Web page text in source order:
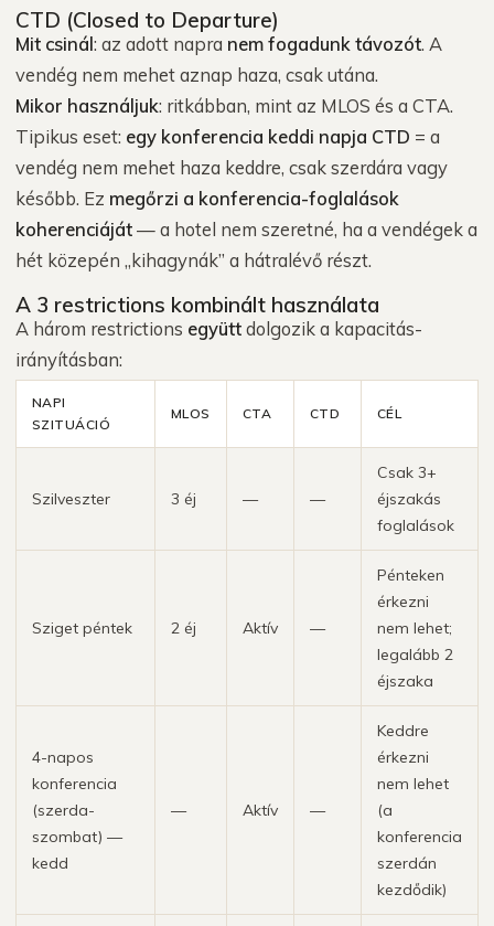
CTD (Closed to Departure)
Mit csinál: az adott napra nem fogadunk távozót. A
vendég nem mehet aznap haza, csak utána.
Mikor használjuk: ritkábban, mint az MLOS és a CTA.
Tipikus eset: egy konferencia keddi napja CTD = a
vendég nem mehet haza keddre, csak szerdára vagy
később. Ez megőrzi a konferencia-foglalások
koherenciáját— a hotel nem szeretné, ha a vendégek a
hét közepén „kihagynák” a hátralévő részt.
A 3 restrictions kombinált használata
A három restrictions együttdolgozik a kapacitás-
irányításban:
NAPI
SZITUÁCIÓ
MLOS CTA CTD CÉL
Szilveszter 3 éj — —
Csak 3+
éjszakás
foglalások
Sziget péntek 2 éj Aktív —
Pénteken
érkezni
nem lehet;
legalább 2
éjszaka
4-napos
konferencia
(szerda-
szombat) —
kedd
— Aktív —
Keddre
érkezni
nem lehet
(a
konferencia
szerdán
kezdődik)